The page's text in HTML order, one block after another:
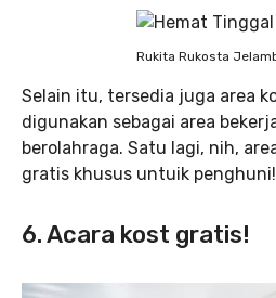
Rukita Rukosta
Selain itu, tersedia juga area
digunakan sebagai area
berolahraga. Satu lagi, nih,
gratis khusus untuik penghuni!
6. Acara kost gratis!